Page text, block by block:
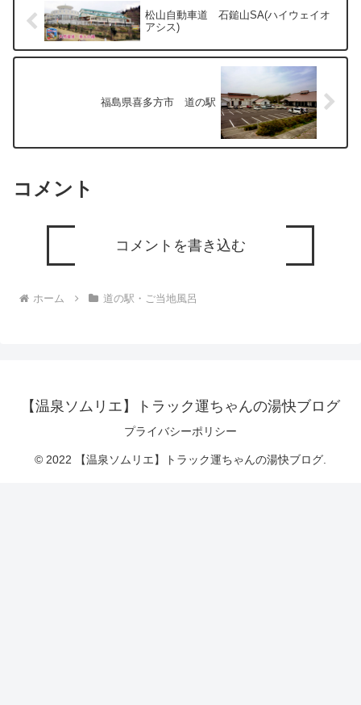
松山自動車道 石鎚山SA(ハイウェイオ
アシス)
福島県喜多方市 道の駅
コメント
コメントを書き込む
ホーム 道の駅・ご当地風呂
【温泉ソムリエ】トラック運ちゃんの湯快ブログ
プライバシーポリシー
© 2022 【温泉ソムリエ】トラック運ちゃんの湯快ブログ.